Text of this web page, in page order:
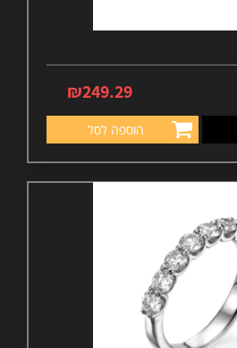
₪249.29
הוספה לסל